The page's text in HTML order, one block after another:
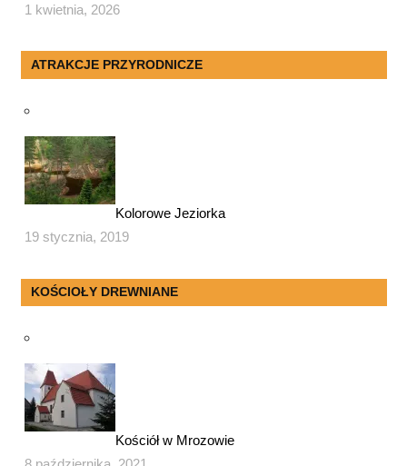
1 kwietnia, 2026
ATRAKCJE PRZYRODNICZE
Kolorowe Jeziorka
19 stycznia, 2019
KOŚCIOŁY DREWNIANE
Kościół w Mrozowie